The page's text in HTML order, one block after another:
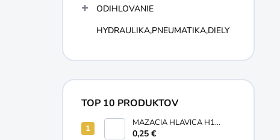
ODIHLOVANIE
HYDRAULIKA,PNEUMATIKA,DIELY
TOP 10 PRODUKTOV
MAZACIA HLAVICA H1
GUĽOVÁ PRIAMA M10X1
0,25 €